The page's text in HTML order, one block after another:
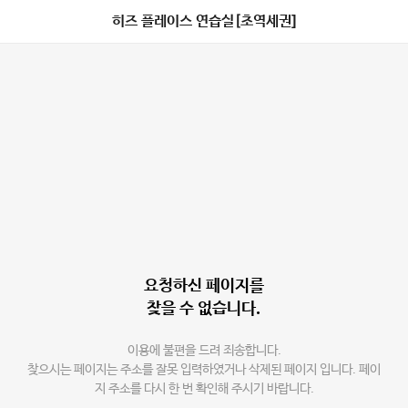
히즈 플레이스 연습실[초역세권]
요청하신 페이지를
찾을 수 없습니다.
이용에 불편을 드려 죄송합니다.
찾으시는 페이지는 주소를 잘못 입력하였거나 삭제된 페이지 입니다. 페이
지 주소를 다시 한 번 확인해 주시기 바랍니다.